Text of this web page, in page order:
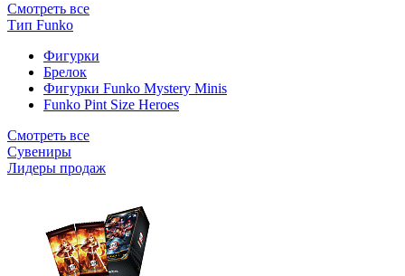
Смотреть все
Тип Funko
Фигурки
Брелок
Фигурки Funko Mystery Minis
Funko Pint Size Heroes
Смотреть все
Сувениры
Лидеры продаж